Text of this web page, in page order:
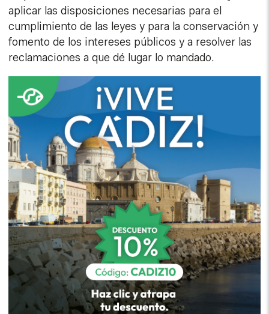
aplicar las disposiciones necesarias para el
cumplimiento de las leyes y para la conservación y
fomento de los intereses públicos y a resolver las
reclamaciones a que dé lugar lo mandado.